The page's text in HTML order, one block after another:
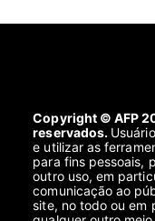
Copyright © AFP
reservados.
e utilizar as
para fins pessoais,
outro uso, em
comunicação ao
site, no todo ou em